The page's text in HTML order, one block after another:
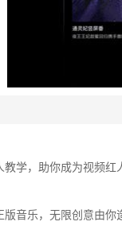
学，助你成为视频红
音乐，无限创意由你